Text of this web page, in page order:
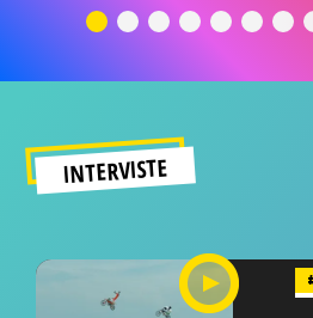
significato
del
INTERVISTE